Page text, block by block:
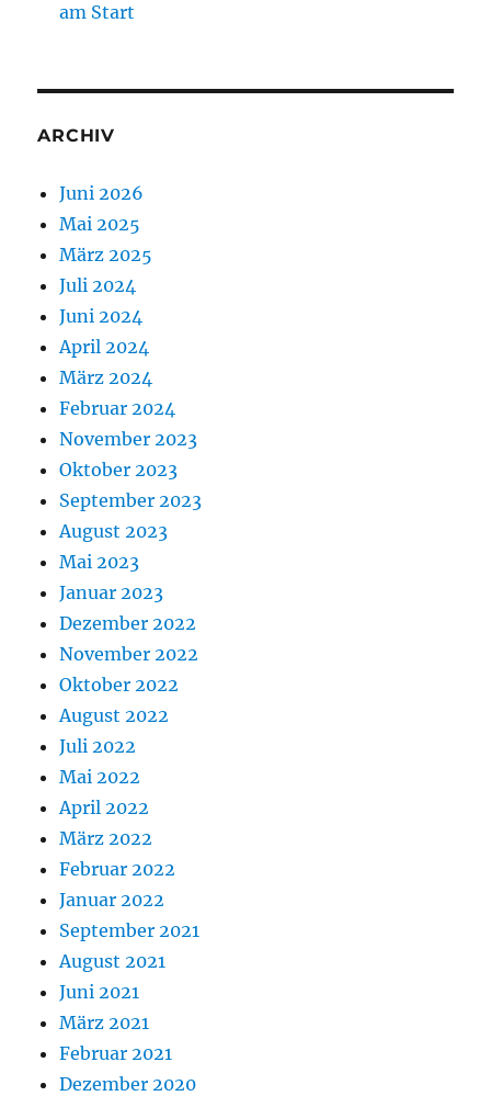
am Start
ARCHIV
Juni 2026
Mai 2025
März 2025
Juli 2024
Juni 2024
April 2024
März 2024
Februar 2024
November 2023
Oktober 2023
September 2023
August 2023
Mai 2023
Januar 2023
Dezember 2022
November 2022
Oktober 2022
August 2022
Juli 2022
Mai 2022
April 2022
März 2022
Februar 2022
Januar 2022
September 2021
August 2021
Juni 2021
März 2021
Februar 2021
Dezember 2020